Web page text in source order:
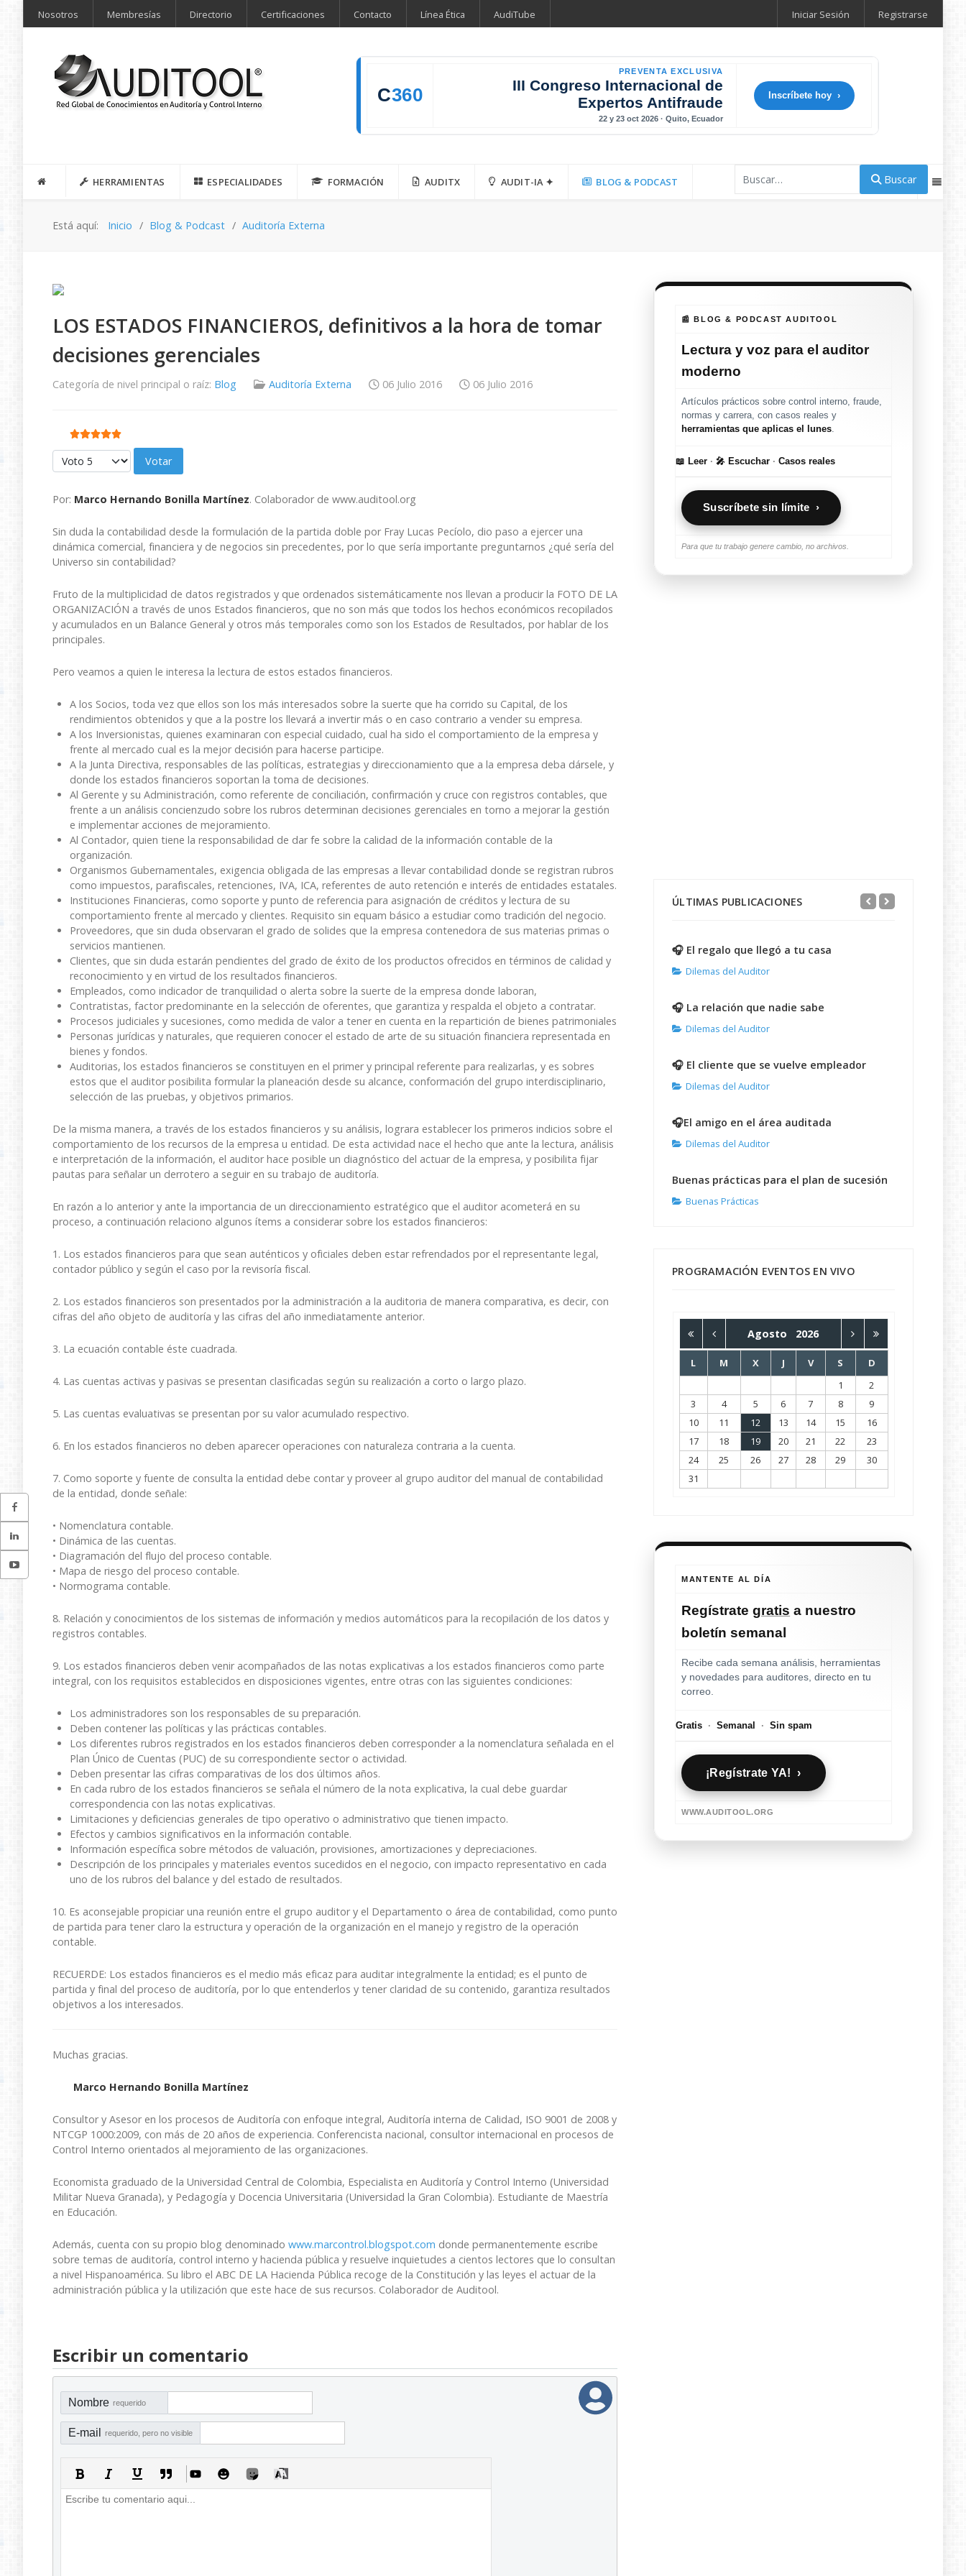
Nosotros Membresías Directorio Certificaciones Contacto Línea Ética AudiTube Iniciar Sesión Registrarse
C360
PREVENTA EXCLUSIVA
III Congreso Internacional de
Expertos Antifraude
22 y 23 oct 2026 · Quito, Ecuador
Inscríbete hoy ›
HERRAMIENTAS ESPECIALIDADES FORMACIÓN AUDITX AUDIT-IA ✦ BLOG & PODCAST Buscar
Está aquí: Inicio Blog & Podcast Auditoría Externa
LOS ESTADOS FINANCIEROS, definitivos a la hora de tomar
decisiones gerenciales
Categoría de nivel principal o raíz: Blog Auditoría Externa 06 Julio 2016 06 Julio 2016
Ratio:5/5
Por favor, vote
Por: Marco Hernando Bonilla Martínez. Colaborador de www.auditool.org
Sin duda la contabilidad desde la formulación de la partida doble por Fray Lucas Pecíolo, dio paso a ejercer una
dinámica comercial, financiera y de negocios sin precedentes, por lo que sería importante preguntarnos ¿qué sería del
Universo sin contabilidad?
Fruto de la multiplicidad de datos registrados y que ordenados sistemáticamente nos llevan a producir la FOTO DE LA
ORGANIZACIÓN a través de unos Estados financieros, que no son más que todos los hechos económicos recopilados
y acumulados en un Balance General y otros más temporales como son los Estados de Resultados, por hablar de los
principales.
Pero veamos a quien le interesa la lectura de estos estados financieros.
A los Socios, toda vez que ellos son los más interesados sobre la suerte que ha corrido su Capital, de los
rendimientos obtenidos y que a la postre los llevará a invertir más o en caso contrario a vender su empresa.
A los Inversionistas, quienes examinaran con especial cuidado, cual ha sido el comportamiento de la empresa y
frente al mercado cual es la mejor decisión para hacerse participe.
A la Junta Directiva, responsables de las políticas, estrategias y direccionamiento que a la empresa deba dársele, y
donde los estados financieros soportan la toma de decisiones.
Al Gerente y su Administración, como referente de conciliación, confirmación y cruce con registros contables, que
frente a un análisis concienzudo sobre los rubros determinan decisiones gerenciales en torno a mejorar la gestión
e implementar acciones de mejoramiento.
Al Contador, quien tiene la responsabilidad de dar fe sobre la calidad de la información contable de la
organización.
Organismos Gubernamentales, exigencia obligada de las empresas a llevar contabilidad donde se registran rubros
como impuestos, parafiscales, retenciones, IVA, ICA, referentes de auto retención e interés de entidades estatales.
Instituciones Financieras, como soporte y punto de referencia para asignación de créditos y lectura de su
comportamiento frente al mercado y clientes. Requisito sin equam básico a estudiar como tradición del negocio.
Proveedores, que sin duda observaran el grado de solides que la empresa contenedora de sus materias primas o
servicios mantienen.
Clientes, que sin duda estarán pendientes del grado de éxito de los productos ofrecidos en términos de calidad y
reconocimiento y en virtud de los resultados financieros.
Empleados, como indicador de tranquilidad o alerta sobre la suerte de la empresa donde laboran,
Contratistas, factor predominante en la selección de oferentes, que garantiza y respalda el objeto a contratar.
Procesos judiciales y sucesiones, como medida de valor a tener en cuenta en la repartición de bienes patrimoniales
Personas jurídicas y naturales, que requieren conocer el estado de arte de su situación financiera representada en
bienes y fondos.
Auditorias, los estados financieros se constituyen en el primer y principal referente para realizarlas, y es sobres
estos que el auditor posibilita formular la planeación desde su alcance, conformación del grupo interdisciplinario,
selección de las pruebas, y objetivos primarios.
De la misma manera, a través de los estados financieros y su análisis, lograra establecer los primeros indicios sobre el
comportamiento de los recursos de la empresa u entidad. De esta actividad nace el hecho que ante la lectura, análisis
e interpretación de la información, el auditor hace posible un diagnóstico del actuar de la empresa, y posibilita fijar
pautas para señalar un derrotero a seguir en su trabajo de auditoría.
En razón a lo anterior y ante la importancia de un direccionamiento estratégico que el auditor acometerá en su
proceso, a continuación relaciono algunos ítems a considerar sobre los estados financieros:
1. Los estados financieros para que sean auténticos y oficiales deben estar refrendados por el representante legal,
contador público y según el caso por la revisoría fiscal.
2. Los estados financieros son presentados por la administración a la auditoria de manera comparativa, es decir, con
cifras del año objeto de auditoría y las cifras del año inmediatamente anterior.
3. La ecuación contable éste cuadrada.
4. Las cuentas activas y pasivas se presentan clasificadas según su realización a corto o largo plazo.
5. Las cuentas evaluativas se presentan por su valor acumulado respectivo.
6. En los estados financieros no deben aparecer operaciones con naturaleza contraria a la cuenta.
7. Como soporte y fuente de consulta la entidad debe contar y proveer al grupo auditor del manual de contabilidad
de la entidad, donde señale:
• Nomenclatura contable.
• Dinámica de las cuentas.
• Diagramación del flujo del proceso contable.
• Mapa de riesgo del proceso contable.
• Normograma contable.
8. Relación y conocimientos de los sistemas de información y medios automáticos para la recopilación de los datos y
registros contables.
9. Los estados financieros deben venir acompañados de las notas explicativas a los estados financieros como parte
integral, con los requisitos establecidos en disposiciones vigentes, entre otras con las siguientes condiciones:
Los administradores son los responsables de su preparación.
Deben contener las políticas y las prácticas contables.
Los diferentes rubros registrados en los estados financieros deben corresponder a la nomenclatura señalada en el
Plan Único de Cuentas (PUC) de su correspondiente sector o actividad.
Deben presentar las cifras comparativas de los dos últimos años.
En cada rubro de los estados financieros se señala el número de la nota explicativa, la cual debe guardar
correspondencia con las notas explicativas.
Limitaciones y deficiencias generales de tipo operativo o administrativo que tienen impacto.
Efectos y cambios significativos en la información contable.
Información específica sobre métodos de valuación, provisiones, amortizaciones y depreciaciones.
Descripción de los principales y materiales eventos sucedidos en el negocio, con impacto representativo en cada
uno de los rubros del balance y del estado de resultados.
10. Es aconsejable propiciar una reunión entre el grupo auditor y el Departamento o área de contabilidad, como punto
de partida para tener claro la estructura y operación de la organización en el manejo y registro de la operación
contable.
RECUERDE: Los estados financieros es el medio más eficaz para auditar integralmente la entidad; es el punto de
partida y final del proceso de auditoría, por lo que entenderlos y tener claridad de su contenido, garantiza resultados
objetivos a los interesados.
Muchas gracias.
Marco Hernando Bonilla Martínez
Consultor y Asesor en los procesos de Auditoría con enfoque integral, Auditoría interna de Calidad, ISO 9001 de 2008 y
NTCGP 1000:2009, con más de 20 años de experiencia. Conferencista nacional, consultor internacional en procesos de
Control Interno orientados al mejoramiento de las organizaciones.
Economista graduado de la Universidad Central de Colombia, Especialista en Auditoría y Control Interno (Universidad
Militar Nueva Granada), y Pedagogía y Docencia Universitaria (Universidad la Gran Colombia). Estudiante de Maestría
en Educación.
Además, cuenta con su propio blog denominado www.marcontrol.blogspot.com donde permanentemente escribe
sobre temas de auditoría, control interno y hacienda pública y resuelve inquietudes a cientos lectores que lo consultan
a nivel Hispanoamérica. Su libro el ABC DE LA Hacienda Pública recoge de la Constitución y las leyes el actuar de la
administración pública y la utilización que este hace de sus recursos. Colaborador de Auditool.
Escribir un comentario
Nombre requerido
E-mail requerido, pero no visible
📰 BLOG & PODCAST AUDITOOL
Lectura y voz para el auditor
moderno
Artículos prácticos sobre control interno, fraude,
normas y carrera, con casos reales y
herramientas que aplicas el lunes
📖 Leer · 🎤 Escuchar · Casos reales
Suscríbete sin límite ›
Para que tu trabajo genere cambio, no archivos.
ÚLTIMAS PUBLICACIONES
🎧 El regalo que llegó a tu casa
Dilemas del Auditor
🎧 La relación que nadie sabe
Dilemas del Auditor
🎧 El cliente que se vuelve empleador
Dilemas del Auditor
🎧El amigo en el área auditada
Dilemas del Auditor
Buenas prácticas para el plan de sucesión
Buenas Prácticas
PROGRAMACIÓN EVENTOS EN VIVO
Agosto 2026
L M X J V S
D
1
2
3
4 5 6 7 8
9
10
11 12 13 14 15
16
17
18 19 20 21 22
23
24
25 26 27 28 29
30
31
MANTENTE AL DÍA
Regístrategratis a nuestro
boletín semanal
Recibe cada semana análisis, herramientas
y novedades para auditores, directo en tu
correo.
Gratis · Semanal · Sin spam
¡Regístrate YA! ›
WWW.AUDITOOL.ORG